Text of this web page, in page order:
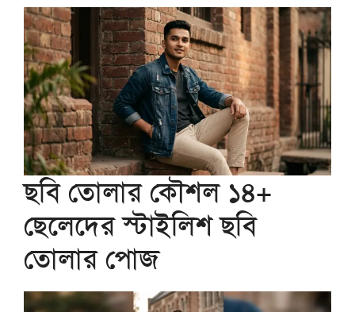
ছবি তোলার কৌশল ১৪+
ছেলেদের স্টাইলিশ ছবি
তোলার পোজ